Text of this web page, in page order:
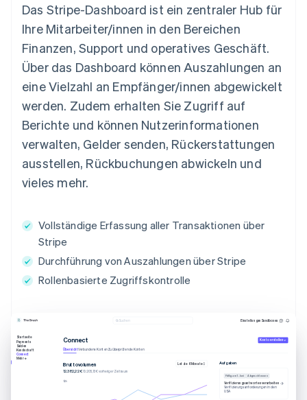
Das Stripe-Dashboard ist ein zentraler Hub für
Ihre Mitarbeiter/innen in den Bereichen
Finanzen, Support und operatives Geschäft.
Über das Dashboard können Auszahlungen an
eine Vielzahl an Empfänger/innen abgewickelt
werden. Zudem erhalten Sie Zugriff auf
Berichte und können Nutzerinformationen
verwalten, Gelder senden, Rückerstattungen
ausstellen, Rückbuchungen abwickeln und
vieles mehr.
Vollständige Erfassung aller Transaktionen über
Stripe
Durchführung von Auszahlungen über Stripe
Rollenbasierte Zugriffskontrolle
Suchen Einstellungen Sandboxes
Startseite
Payments
Salden
Kundschaft
Connect
Mehr
Connect Konto erstellen
ÜbersichtVerbundene KontenZu überprüfende Konten
Bruttovolumen
12.382,22 €10.205,13 € vorheriger Zeitraum
Letzte 6 Monate Aufgaben
Fällig am 1. Juni Abgeschlossen
Verifizierungsantworten verarbeiten
Verifizierungsanforderungen in den
USA